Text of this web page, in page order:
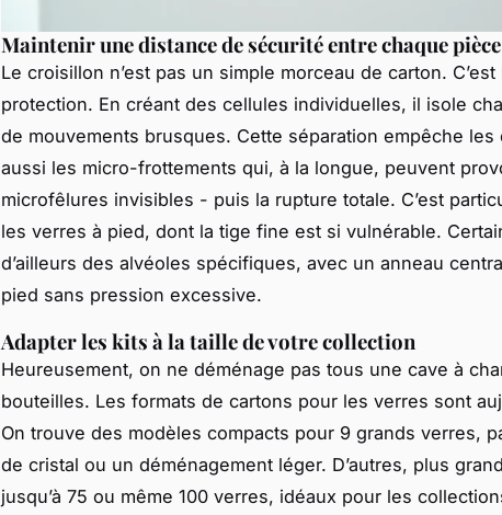
Maintenir une distance de sécurité entre chaque pièce
Le croisillon n’est pas un simple morceau de carton. C’est
protection. En créant des cellules individuelles, il isole
de mouvements brusques. Cette séparation empêche les
aussi les micro-frottements qui, à la longue, peuvent
microfêlures invisibles - puis la rupture totale. C’est
les verres à pied, dont la tige fine est si vulnérable.
d’ailleurs des alvéoles spécifiques, avec un anneau
pied sans pression excessive.
Adapter les kits à la taille de votre collection
Heureusement, on ne déménage pas tous une cave à
bouteilles. Les formats de cartons pour les verres sont
On trouve des modèles compacts pour 9 grands verres,
de cristal ou un déménagement léger. D’autres, plus
jusqu’à 75 ou même 100 verres, idéaux pour les